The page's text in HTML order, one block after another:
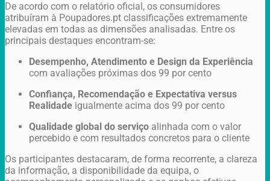
De acordo com o relatório oficial, os consumidores
atribuíram à Poupadores.pt classificações extremamente
elevadas em todas as dimensões analisadas. Entre os
principais destaques encontram-se:
Desempenho, Atendimento e Design da Experiência
com avaliações próximas dos 99 por cento
Confiança, Recomendação e Expectativa versus
Realidade igualmente acima dos 99 por cento
Qualidade global do serviço alinhada com o valor
percebido e com resultados concretos para o cliente
Os participantes destacaram, de forma recorrente, a clareza
da informação, a disponibilidade da equipa, o